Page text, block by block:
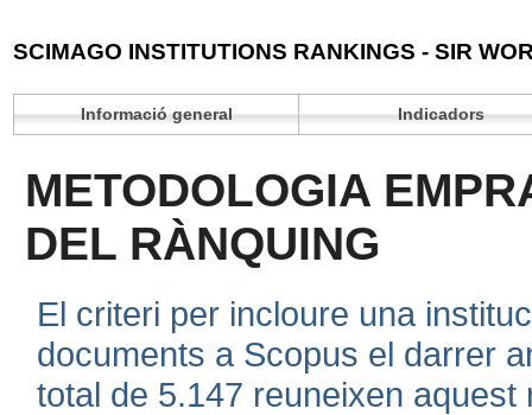
SCIMAGO INSTITUTIONS RANKINGS - SIR
Informació general Indicadors
METODOLOGIA
DEL RÀNQUING
El criteri per incloure una
documents a Scopus el darrer
total de 5.147 reuneixen